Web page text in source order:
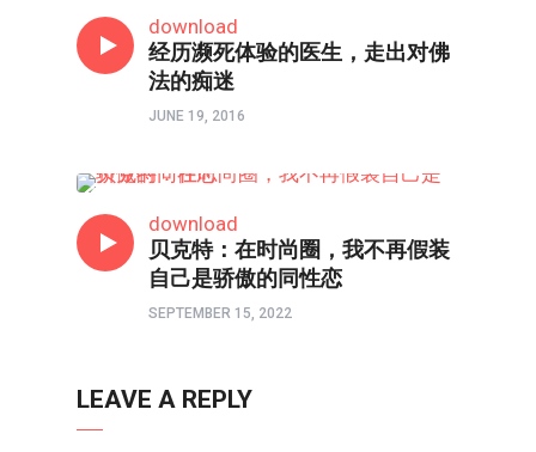
download
经历濒死体验的医生，走出对佛
法的痴迷
JUNE 19, 2016
download
贝克特：在时尚圈，我不再假装
自己是骄傲的同性恋
SEPTEMBER 15, 2022
LEAVE A REPLY